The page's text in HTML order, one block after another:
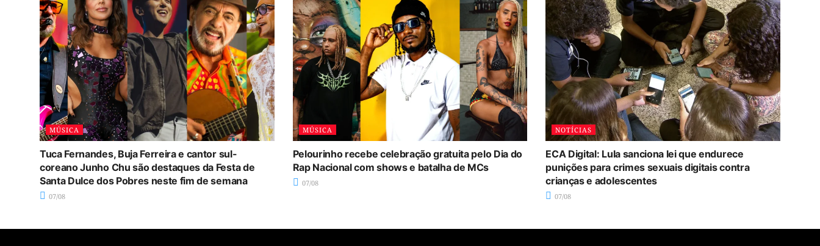
MÚSICA
Tuca Fernandes, Buja Ferreira e cantor sul-
coreano Junho Chu são destaques da Festa de
Santa Dulce dos Pobres neste fim de semana
07/08
MÚSICA
Pelourinho recebe celebração gratuita pelo Dia do
Rap Nacional com shows e batalha de MCs
07/08
NOTÍCIAS
ECA Digital: Lula sanciona lei que endurece
punições para crimes sexuais digitais contra
crianças e adolescentes
07/08